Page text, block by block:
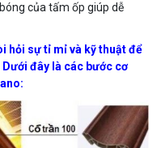
của tấm ốp giúp dễ
hỏi sự tỉ mỉ và kỹ thuật để
đây là các bước cơ